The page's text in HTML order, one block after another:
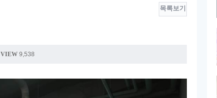
COMPANY
목록보기
VIEW 9,538